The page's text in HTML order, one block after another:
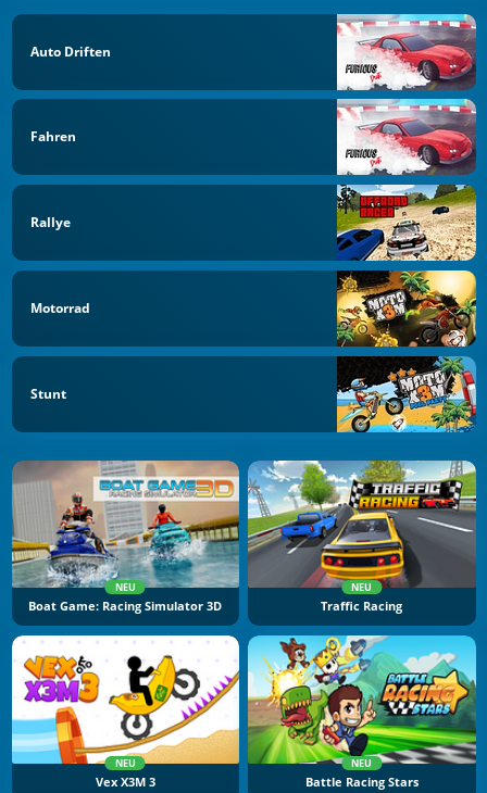
Auto Driften
Fahren
Rallye
Motorrad
Stunt
NEU
Boat Game: Racing Simulator 3D
NEU
Traffic Racing
NEU
Vex X3M 3
NEU
Battle Racing Stars